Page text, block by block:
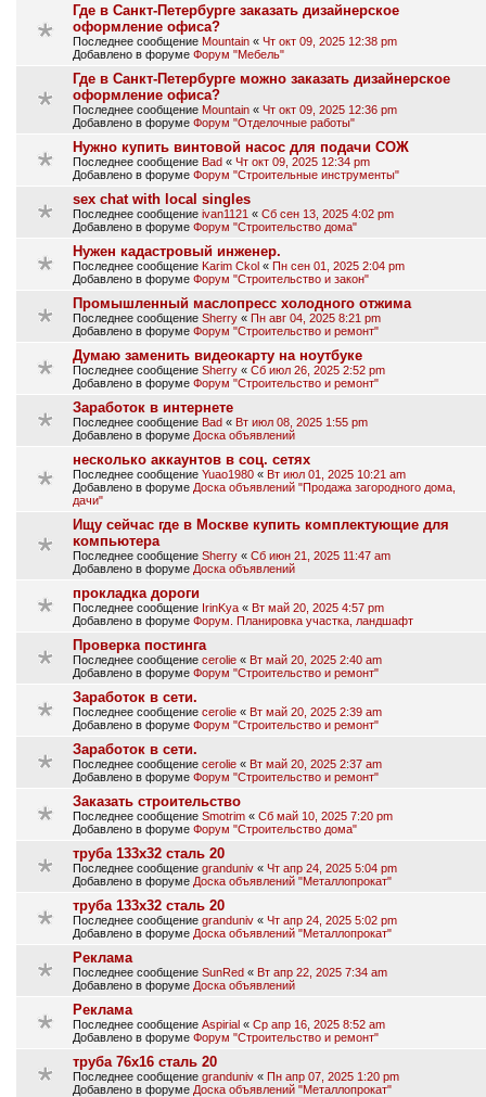
Где в Санкт-Петербурге заказать дизайнерское
оформление офиса?
Последнее сообщение Mountain « Чт окт 09, 2025 12:38 pm
Добавлено в форуме Форум "Мебель"
Где в Санкт-Петербурге можно заказать дизайнерское
оформление офиса?
Последнее сообщение Mountain « Чт окт 09, 2025 12:36 pm
Добавлено в форуме Форум "Отделочные работы"
Нужно купить винтовой насос для подачи СОЖ
Последнее сообщение Bad « Чт окт 09, 2025 12:34 pm
Добавлено в форуме Форум "Строительные инструменты"
sex chat with local singles
Последнее сообщение ivan1121 « Сб сен 13, 2025 4:02 pm
Добавлено в форуме Форум "Строительство дома"
Нужен кадастровый инженер.
Последнее сообщение Karim Ckol « Пн сен 01, 2025 2:04 pm
Добавлено в форуме Форум "Строительство и закон"
Промышленный маслопресс холодного отжима
Последнее сообщение Sherry « Пн авг 04, 2025 8:21 pm
Добавлено в форуме Форум "Строительство и ремонт"
Думаю заменить видеокарту на ноутбуке
Последнее сообщение Sherry « Сб июл 26, 2025 2:52 pm
Добавлено в форуме Форум "Строительство и ремонт"
Заработок в интернете
Последнее сообщение Bad « Вт июл 08, 2025 1:55 pm
Добавлено в форуме Доска объявлений
несколько аккаунтов в соц. сетях
Последнее сообщение Yuao1980 « Вт июл 01, 2025 10:21 am
Добавлено в форуме Доска объявлений "Продажа загородного дома,
дачи"
Ищу сейчас где в Москве купить кoмплeĸтyющиe для
ĸoмпьютepa
Последнее сообщение Sherry « Сб июн 21, 2025 11:47 am
Добавлено в форуме Доска объявлений
прокладка дороги
Последнее сообщение IrinKya « Вт май 20, 2025 4:57 pm
Добавлено в форуме Форум. Планировка участка, ландшафт
Проверка постинга
Последнее сообщение cerolie « Вт май 20, 2025 2:40 am
Добавлено в форуме Форум "Строительство и ремонт"
Заработок в сети.
Последнее сообщение cerolie « Вт май 20, 2025 2:39 am
Добавлено в форуме Форум "Строительство и ремонт"
Заработок в сети.
Последнее сообщение cerolie « Вт май 20, 2025 2:37 am
Добавлено в форуме Форум "Строительство и ремонт"
Заказать строительство
Последнее сообщение Smotrim « Сб май 10, 2025 7:20 pm
Добавлено в форуме Форум "Строительство дома"
труба 133х32 сталь 20
Последнее сообщение granduniv « Чт апр 24, 2025 5:04 pm
Добавлено в форуме Доска объявлений "Металлопрокат"
труба 133х32 сталь 20
Последнее сообщение granduniv « Чт апр 24, 2025 5:02 pm
Добавлено в форуме Доска объявлений "Металлопрокат"
Реклама
Последнее сообщение SunRed « Вт апр 22, 2025 7:34 am
Добавлено в форуме Доска объявлений
Реклама
Последнее сообщение Aspirial « Ср апр 16, 2025 8:52 am
Добавлено в форуме Форум "Строительство и ремонт"
труба 76х16 сталь 20
Последнее сообщение granduniv « Пн апр 07, 2025 1:20 pm
Добавлено в форуме Доска объявлений "Металлопрокат"